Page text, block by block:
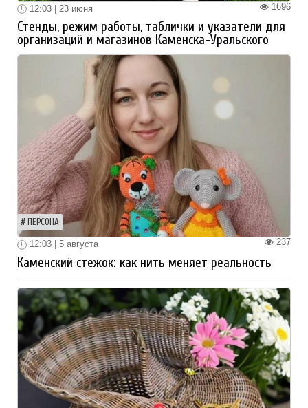
1696
12:03 | 23 июня
Стенды, режим работы, таблички и указатели для
организаций и магазинов Каменска-Уральского
ПЕРСОНА
237
12:03 | 5 августа
Каменский стежок: как нить меняет реальность